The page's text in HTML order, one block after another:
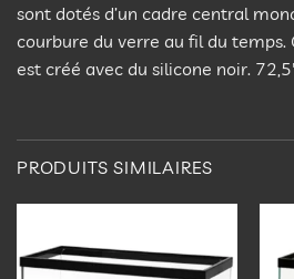
sont dotés d’un cadre central
courbure du verre au fil du temps.
est créé avec du silicone noir.
PRODUITS SIMILAIRES
Ajouter
à la